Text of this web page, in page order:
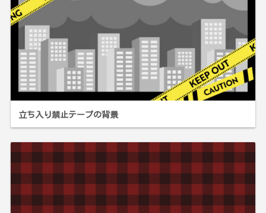
立ち入り禁止テープの背景